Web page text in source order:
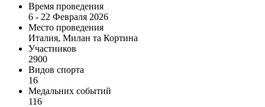
Время проведения
6 - 22 Февраля 2026
Место проведения
Италия, Милан та Кортина
Участников
2900
Видов спорта
16
Медальних событий
116